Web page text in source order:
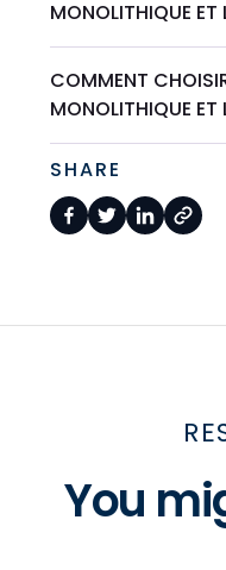
MONOLITHIQUE ET
COMMENT
MONOLITHIQUE ET
SHARE
You